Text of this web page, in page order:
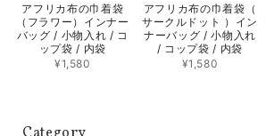
アフリカ布の巾着袋
（フラワー）インナー
バッグ / 小物入れ / コ
ップ袋 / 内袋
¥1,580
アフリカ布の巾着袋（
サークルドット ）イン
ナーバッグ / 小物入れ
/ コップ袋 / 内袋
¥1,580